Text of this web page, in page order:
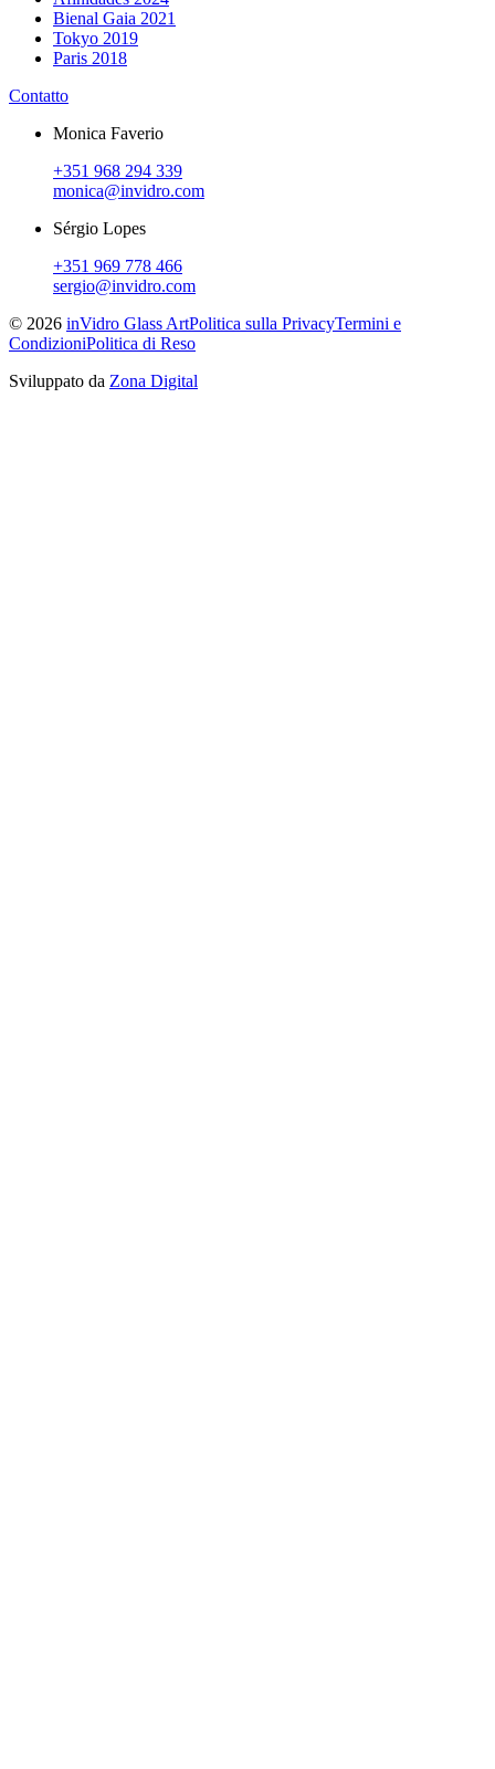
Bienal Gaia 2021
Tokyo 2019
Paris 2018
Contatto
Monica Faverio
+351 968 294 339
monica@invidro.com
Sérgio Lopes
+351 969 778 466
sergio@invidro.com
© 2026 inVidro Glass ArtPolitica sulla PrivacyTermini e
CondizioniPolitica di Reso
Sviluppato da Zona Digital